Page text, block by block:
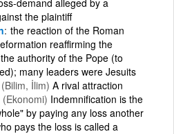
the plaintiff
the reaction of the Roman
reaffirming the
authority of the Pope (to
many leaders were Jesuits
(Bilim, İlim) A rival attraction
(Ekonomi) Indemnification is the
by paying any loss another
pays the loss is called a